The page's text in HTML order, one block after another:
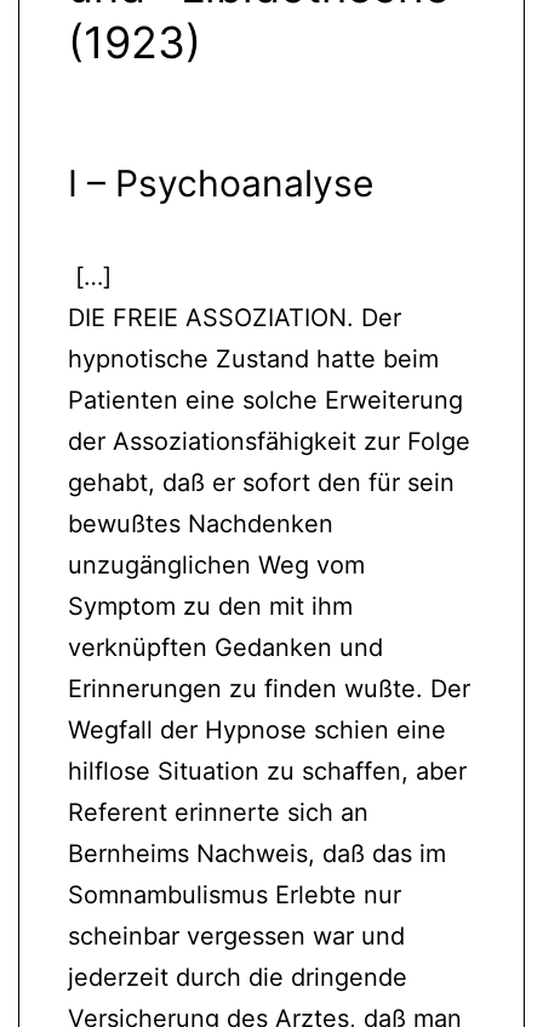
(1923)
I – Psychoanalyse
[…]
DIE FREIE ASSOZIATION. Der
hypnotische Zustand hatte beim
Patienten eine solche Erweiterung
der Assoziationsfähigkeit zur Folge
gehabt, daß er sofort den für sein
bewußtes Nachdenken
unzugänglichen Weg vom
Symptom zu den mit ihm
verknüpften Gedanken und
Erinnerungen zu finden wußte. Der
Wegfall der Hypnose schien eine
hilflose Situation zu schaffen, aber
Referent erinnerte sich an
Bernheims Nachweis, daß das im
Somnambulismus Erlebte nur
scheinbar vergessen war und
jederzeit durch die dringende
Versicherung des Arztes, daß man